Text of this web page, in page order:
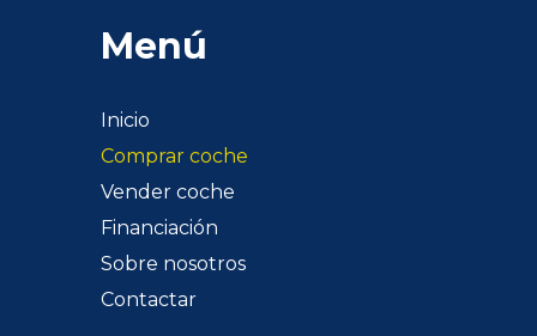
Menú
Inicio
Comprar coche
Vender coche
Financiación
Sobre nosotros
Contactar